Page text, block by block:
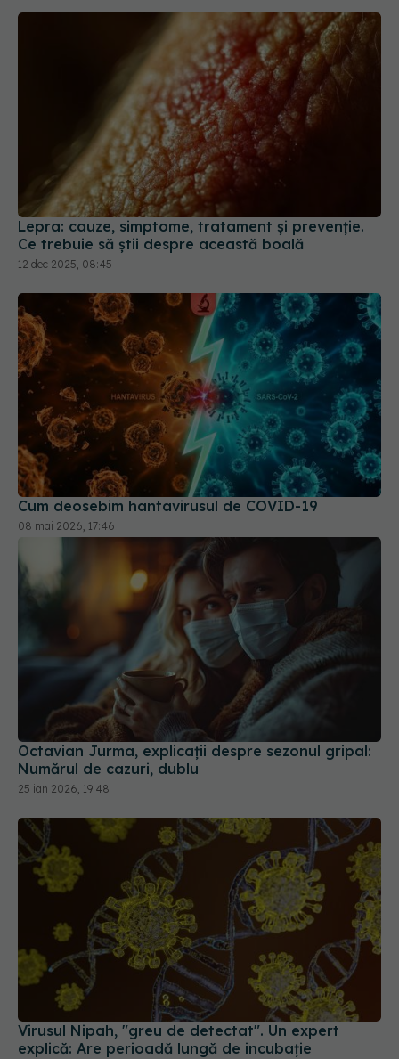
Lepra: cauze, simptome, tratament și prevenție.
Ce trebuie să știi despre această boală
12 dec 2025, 08:45
Cum deosebim hantavirusul de COVID-19
08 mai 2026, 17:46
Octavian Jurma, explicații despre sezonul gripal:
Numărul de cazuri, dublu
25 ian 2026, 19:48
Virusul Nipah, "greu de detectat". Un expert
explică: Are perioadă lungă de incubație